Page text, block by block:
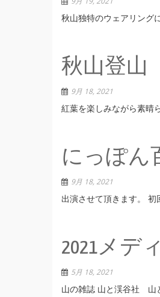
秋山独特のウェアリング
秋山登山
9月 18, 2021
紅葉を楽しみながら素晴
にっぽん
9月 18, 2021
出演させて頂きます。
2021メデ
5月 18, 2021
山の雑誌 山と渓谷社 山